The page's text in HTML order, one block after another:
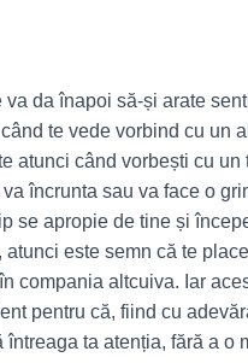
va da înapoi să-și arate
te vede vorbind cu un
atunci când vorbești cu un
încrunta sau va face o
se apropie de tine și
este semn că te
compania altcuiva. Iar
pentru că, fiind cu
întreaga ta atenția, fără a o